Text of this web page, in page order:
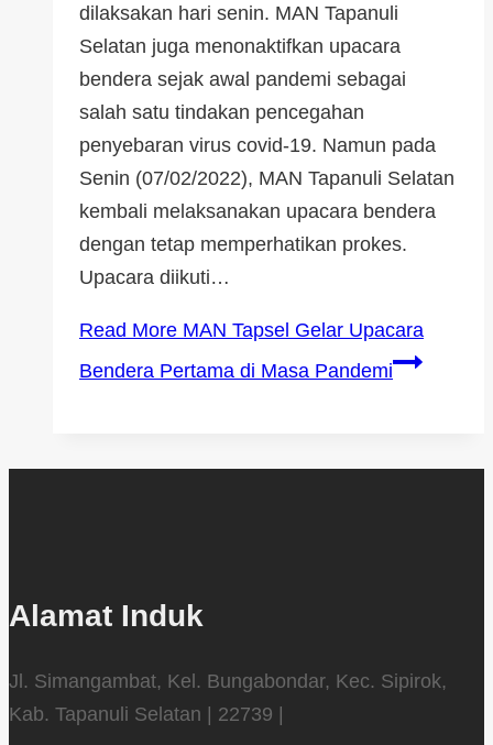
dilaksakan hari senin. MAN Tapanuli
Selatan juga menonaktifkan upacara
bendera sejak awal pandemi sebagai
salah satu tindakan pencegahan
penyebaran virus covid-19. Namun pada
Senin (07/02/2022), MAN Tapanuli Selatan
kembali melaksanakan upacara bendera
dengan tetap memperhatikan prokes.
Upacara diikuti…
Read More MAN Tapsel Gelar Upacara
Bendera Pertama di Masa Pandemi
Alamat Induk
Jl. Simangambat, Kel. Bungabondar, Kec. Sipirok,
Kab. Tapanuli Selatan | 22739 |